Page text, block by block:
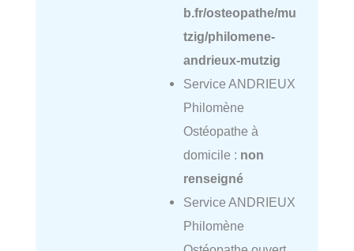
b.fr/osteopathe/mu
tzig/philomene-
andrieux-mutzig
Service ANDRIEUX
Philomène
Ostéopathe à
domicile : non
renseigné
Service ANDRIEUX
Philomène